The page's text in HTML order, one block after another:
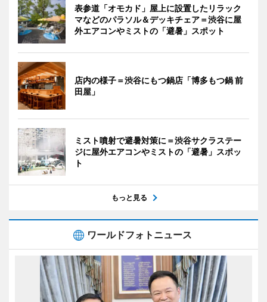
表参道「オモカド」屋上に設置したリラック
マなどのパラソル＆デッキチェア＝渋谷に屋
外エアコンやミストの「避暑」スポット
店内の様子＝渋谷にもつ鍋店「博多もつ鍋 前
田屋」
ミスト噴射で避暑対策に＝渋谷サクラステー
ジに屋外エアコンやミストの「避暑」スポッ
ト
もっと見る
ワールドフォトニュース